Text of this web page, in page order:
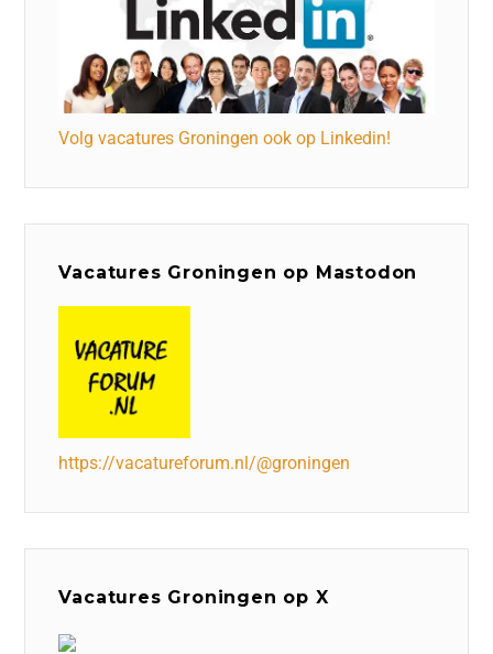
Volg vacatures Groningen ook op Linkedin!
Vacatures Groningen op Mastodon
https://vacatureforum.nl/@groningen
Vacatures Groningen op X